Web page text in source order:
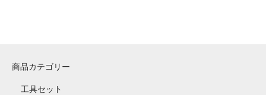
商品カテゴリー
工具セット